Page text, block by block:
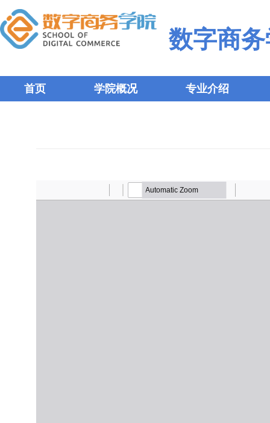
数字商
首页 学院概况 专业介绍